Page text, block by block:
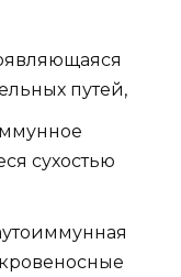
путей,
сухостью